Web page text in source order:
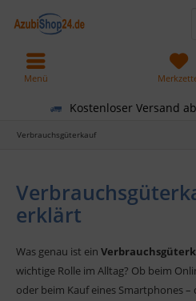
Kostenloser Versand
Menü
Verbrauchsgüterkauf
erklärt
Was genau ist ein
wichtige Rolle im Alltag? Ob beim
oder beim Kauf eines Smartphones